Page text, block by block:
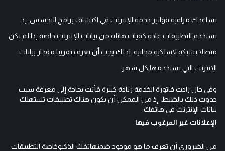
تساعدك مراقبة فواتير خدمة الإنترنت في اكتشاف برامج التجسس. إذ
تستخدم التطبيقات عادة كميات هائلة من بيانات الإنترنت خاصة إذا لم تكن
متصلا بشبكة لاسلكية مجانية. لذلك يجب أن تعرف تقريبا مقدار بيانات
الإنترنت التي تستخدمها كل شهر.
وفي حال زادت فاتورة الخدمة زيادة كبيرة فأنت بحاجة إلى معرفة سبب
حدوث ذلك بالضبط، إذ من الممكن أن يكون هناك تطبيقات تستهلك
بيانات الإنترنت في هاتفك.
الإعلانات غير المرغوب فيها
من الضروري أن تعرف ما هو موجود ضمنهاتفك الذكيوخاصة التطبيقات